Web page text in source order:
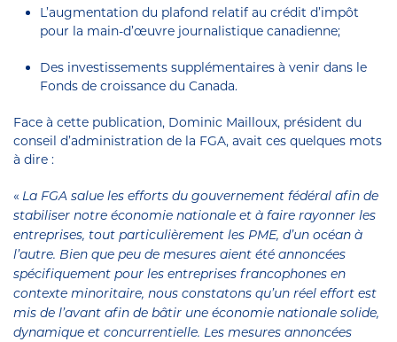
L’augmentation du plafond relatif au crédit d’impôt
pour la main-d’œuvre journalistique canadienne;
Des investissements supplémentaires à venir dans le
Fonds de croissance du Canada.
Face à cette publication, Dominic Mailloux, président du
conseil d’administration de la FGA, avait ces quelques mots
à dire :
« La FGA salue les efforts du gouvernement fédéral afin de
stabiliser notre économie nationale et à faire rayonner les
entreprises, tout particulièrement les PME, d’un océan à
l’autre. Bien que peu de mesures aient été annoncées
spécifiquement pour les entreprises francophones en
contexte minoritaire, nous constatons qu’un réel effort est
mis de l’avant afin de bâtir une économie nationale solide,
dynamique et concurrentielle. Les mesures annoncées